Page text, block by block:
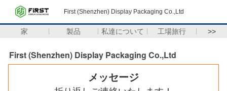
First (Shenzhen) Display Packaging Co.,Ltd
家 製品 私達について 工場旅行 >>
First (Shenzhen) Display Packaging Co.,Ltd
メッセージ